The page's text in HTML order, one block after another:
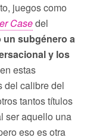
juegos como
Casedel
un subgénero a
y los
estas
del calibre del
tantos títulos
ser aquello una
eso es otra